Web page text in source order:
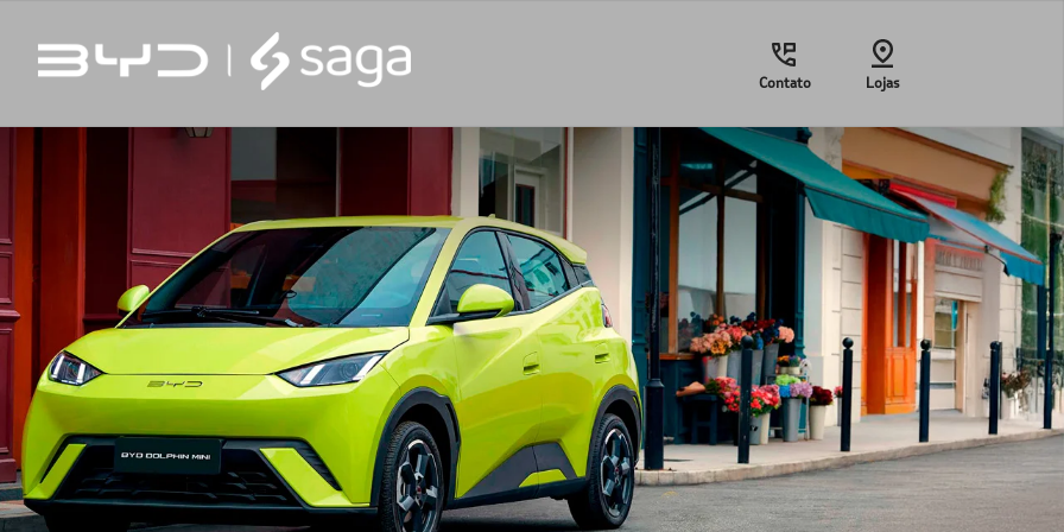
Contato Lojas